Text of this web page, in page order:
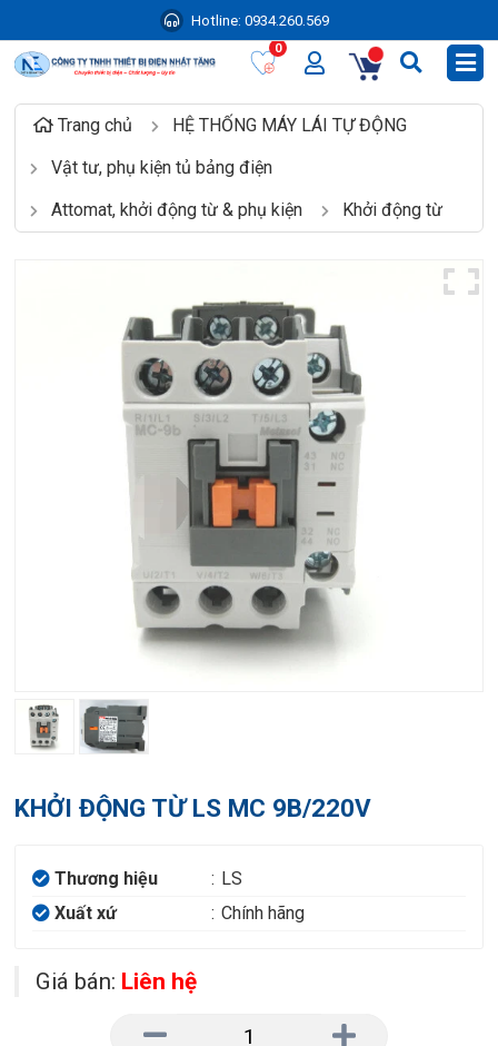
Hotline: 0934.260.569
0
Trang chủ
HỆ THỐNG MÁY LÁI TỰ ĐỘNG
Vật tư, phụ kiện tủ bảng điện
Attomat, khởi động từ & phụ kiện
Khởi động từ
KHỞI ĐỘNG TỪ LS MC 9B/220V
Thương hiệu : LS
Xuất xứ
: Chính hãng
Giá bán: Liên hệ